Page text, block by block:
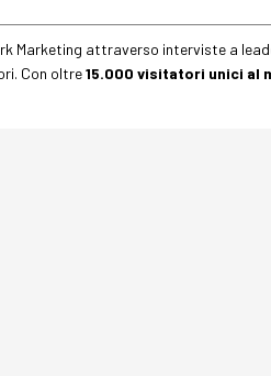
Marketing attraverso interviste a
Con oltre15.000 visitatori unici al